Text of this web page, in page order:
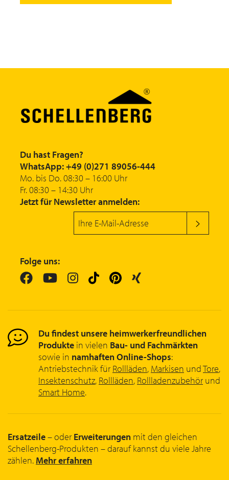
Du hast Fragen?
WhatsApp: +49 (0)271 89056-444
Mo. bis Do. 08:30 – 16:00 Uhr
Fr. 08:30 – 14:30 Uhr
Jetzt für Newsletter anmelden:
Folge uns:
Du findest unsere heimwerkerfreundlichen
Produkte in vielen Bau- und Fachmärkten
sowie in namhaften Online-Shops:
Antriebstechnik für Rollläden, Markisen undTore,
Insektenschutz, Rollläden, Rollladenzubehör und
Smart Home.
Ersatzeile– oder Erweiterungen mit den gleichen
Schellenberg-Produkten – darauf kannst du viele Jahre
zählen. Mehr erfahren